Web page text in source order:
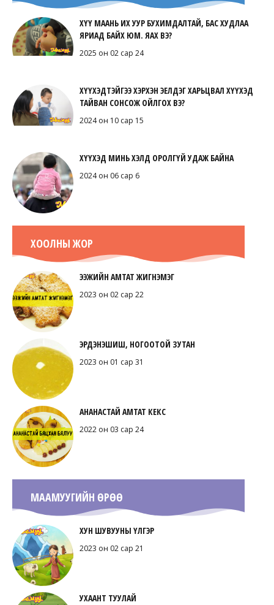
ХҮҮ МААНЬ ИХ УУР БУХИМДАЛТАЙ, БАС ХУДЛАА
ЯРИАД БАЙХ ЮМ. ЯАХ ВЭ?
2025 он 02 сар 24
ХҮҮХЭДТЭЙГЭЭ ХЭРХЭН ЭЕЛДЭГ ХАРЬЦВАЛ ХҮҮХЭД
ТАЙВАН СОНСОЖ ОЙЛГОХ ВЭ?
2024 он 10 сар 15
ХҮҮХЭД МИНЬ ХЭЛД ОРОЛГҮЙ УДАЖ БАЙНА
2024 он 06 сар 6
ХООЛНЫ ЖОР
ЭЭЖИЙН АМТАТ ЖИГНЭМЭГ
2023 он 02 сар 22
ЭРДЭНЭШИШ, НОГООТОЙ ЗУТАН
2023 он 01 сар 31
АНАНАСТАЙ АМТАТ КЕКС
2022 он 03 сар 24
МААМУУГИЙН ӨРӨӨ
ХУН ШУВУУНЫ ҮЛГЭР
2023 он 02 сар 21
УХААНТ ТУУЛАЙ